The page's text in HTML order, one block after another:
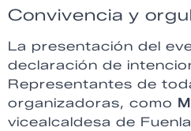
Convivencia y
La presentación del
declaración de
Representantes de
organizadoras, como
vicealcaldesa de